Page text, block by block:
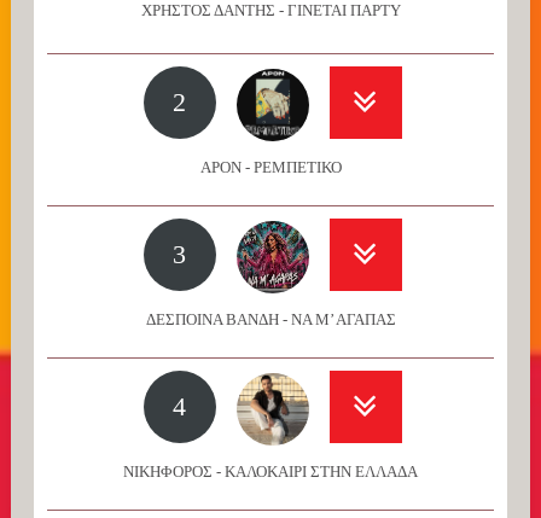
ΧΡΗΣΤΟΣ ΔΑΝΤΗΣ - ΓΙΝΕΤΑΙ ΠΑΡΤΥ
2
APON - ΡΕΜΠΕΤΙΚΟ
3
ΔΕΣΠΟΙΝΑ ΒΑΝΔΗ - ΝΑ Μ’ ΑΓΑΠΑΣ
4
ΝΙΚΗΦΟΡΟΣ - ΚΑΛΟΚΑΙΡΙ ΣΤΗΝ ΕΛΛΑΔΑ